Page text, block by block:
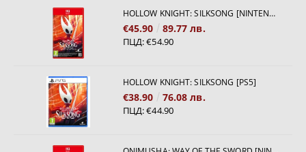
HOLLOW KNIGHT: SILKSONG [NINTENDO SWITCH 2]
€45.90 89.77 лв.
ПЦД:€54.90
HOLLOW KNIGHT: SILKSONG [PS5]
€38.90 76.08 лв.
ПЦД:€44.90